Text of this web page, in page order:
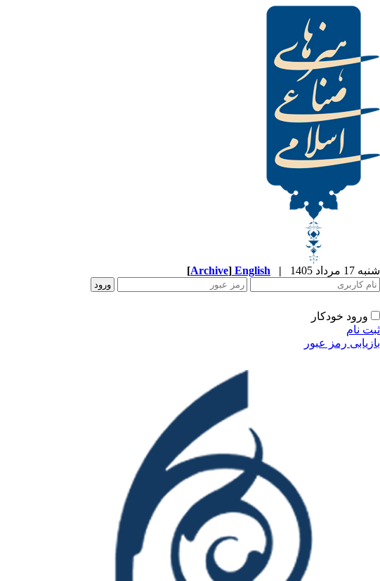
شنبه 17 مرداد 1405 |
English
[Archive]
ورود خودکار
ثبت نام
بازیابی رمز عبور